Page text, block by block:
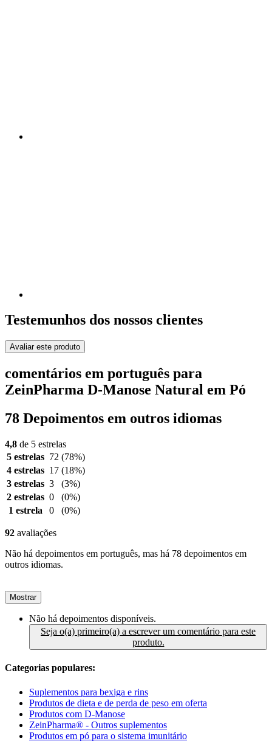
Testemunhos dos nossos clientes
Avaliar este produto
comentários em português para
ZeinPharma D-Manose Natural em Pó
78 Depoimentos em outros idiomas
4,8 de 5 estrelas
5 estrelas 72 (78%)
4 estrelas 17 (18%)
3 estrelas 3
(3%)
2 estrelas 0
(0%)
1 estrela
0 (0%)
92 avaliações
Não há depoimentos em português, mas há 78 depoimentos em
outros idiomas.
Mostrar
Não há depoimentos disponíveis.
Seja o(a) primeiro(a) a escrever um comentário para este
produto.
Categorias populares:
Suplementos para bexiga e rins
Produtos de dieta e de perda de peso em oferta
Produtos com D-Manose
ZeinPharma® - Outros suplementos
Produtos em pó para o sistema imunitário